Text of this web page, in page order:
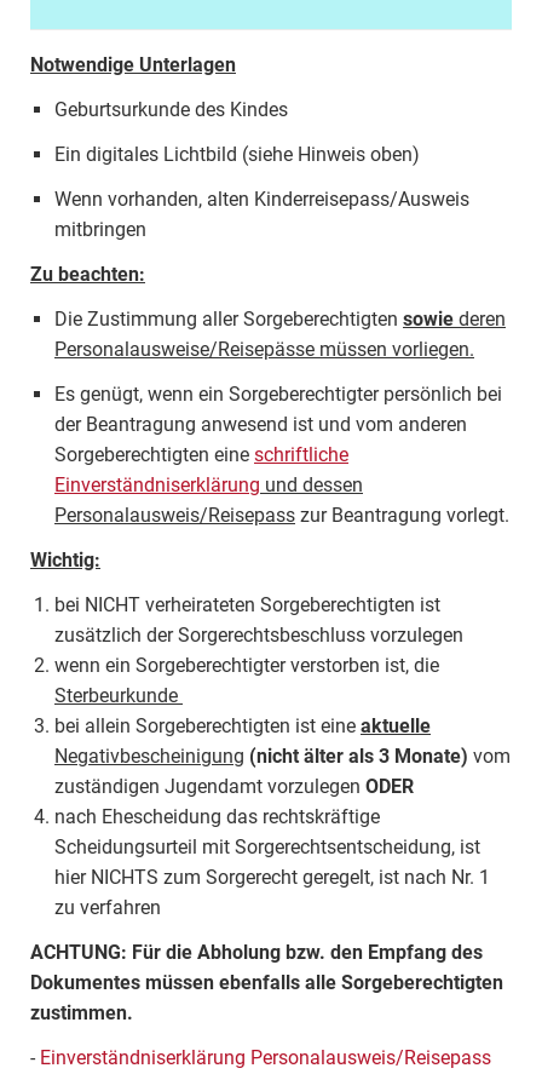
Notwendige Unterlagen
Geburtsurkunde des Kindes
Ein digitales Lichtbild (siehe Hinweis oben)
Wenn vorhanden, alten Kinderreisepass/Ausweis
mitbringen
Zu beachten:
Die Zustimmung aller Sorgeberechtigten sowie deren
Personalausweise/Reisepässe müssen vorliegen.
Es genügt, wenn ein Sorgeberechtigter persönlich bei
der Beantragung anwesend ist und vom anderen
Sorgeberechtigten eine schriftliche
Einverständniserklärung und dessen
Personalausweis/Reisepass zur Beantragung vorlegt.
Wichtig:
bei NICHT verheirateten Sorgeberechtigten ist
zusätzlich der Sorgerechtsbeschluss vorzulegen
wenn ein Sorgeberechtigter verstorben ist, die
Sterbeurkunde
bei allein Sorgeberechtigten ist eine aktuelle
Negativbescheinigung (nicht älter als 3 Monate) vom
zuständigen Jugendamt vorzulegen ODER
nach Ehescheidung das rechtskräftige
Scheidungsurteil mit Sorgerechtsentscheidung, ist
hier NICHTS zum Sorgerecht geregelt, ist nach Nr. 1
zu verfahren
ACHTUNG: Für die Abholung bzw. den Empfang des
Dokumentes müssen ebenfalls alle Sorgeberechtigten
zustimmen.
- Einverständniserklärung Personalausweis/Reisepass